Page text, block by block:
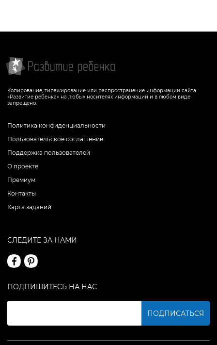
Копирование, тиражирование или распространение информации сайта
«Развитие ребенка» на любых носителях информации и в любом виде
запрещено.
Политика конфиденциальности
Пользовательское соглашение
Поддержка пользователей
О проекте
Премиум
Контакты
Карта заданий
СЛЕДИТЕ ЗА НАМИ
ПОДПИШИТЕСЬ НА НАС
ПОДПИСАТЬСЯ